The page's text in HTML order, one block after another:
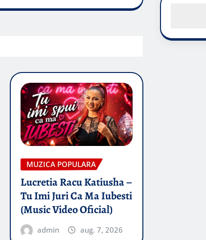
MUZICA POPULARA
Lucretia Racu Katiusha –
Tu Imi Juri Ca Ma Iubesti
(Music Video Oficial)
admin aug. 7, 2026